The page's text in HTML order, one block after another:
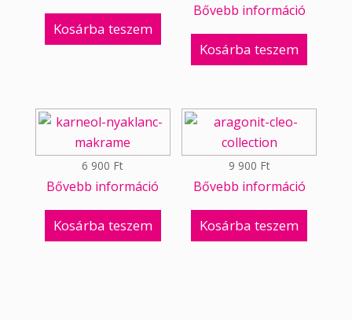
Kosárba teszem
Bővebb információ
Kosárba teszem
6 900 Ft
Bővebb információ
Kosárba teszem
9 900 Ft
Bővebb információ
Kosárba teszem